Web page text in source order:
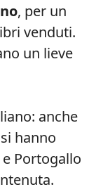
, per un
venduti.
un lieve
anche
hanno
Portogallo